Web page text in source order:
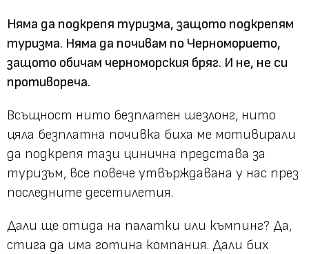
Няма да подкрепя туризма, защото подкрепям
туризма. Няма да почивам по Черноморието,
защото обичам черноморския бряг. И не, не си
противореча.
Всъщност нито безплатен шезлонг, нито
цяла безплатна почивка биха ме мотивирали
да подкрепя тази цинична представа за
туризъм, все повече утвърждавана у нас през
последните десетилетия.
Дали ще отида на палатки или къмпинг? Да,
стига да има готина компания. Дали бих